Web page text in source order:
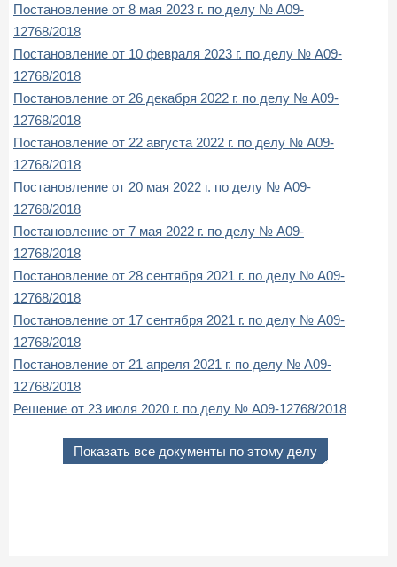
Постановление от 8 мая 2023 г. по делу № А09-
12768/2018
Постановление от 10 февраля 2023 г. по делу № А09-
12768/2018
Постановление от 26 декабря 2022 г. по делу № А09-
12768/2018
Постановление от 22 августа 2022 г. по делу № А09-
12768/2018
Постановление от 20 мая 2022 г. по делу № А09-
12768/2018
Постановление от 7 мая 2022 г. по делу № А09-
12768/2018
Постановление от 28 сентября 2021 г. по делу № А09-
12768/2018
Постановление от 17 сентября 2021 г. по делу № А09-
12768/2018
Постановление от 21 апреля 2021 г. по делу № А09-
12768/2018
Решение от 23 июля 2020 г. по делу № А09-12768/2018
Показать все документы по этому делу